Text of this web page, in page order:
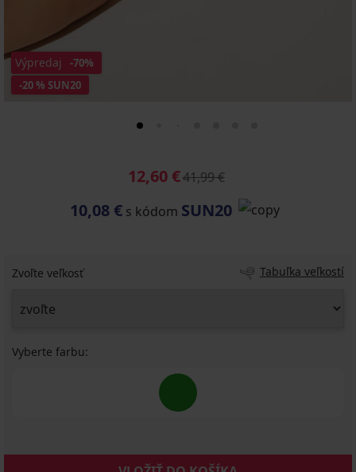
-20 % SUN20
Výpredaj -70%
12,60 €41,99 €
10,08 € s kódom SUN20
Zvoľte veľkosť Tabuľka veľkostí
Vyberte farbu: